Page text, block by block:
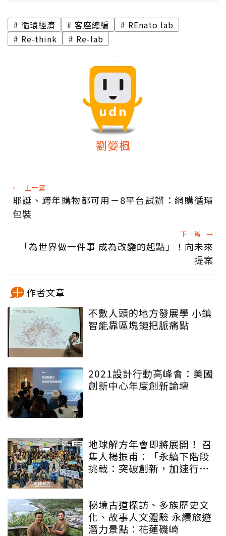
循環經濟 客座總編
REnato lab
Re-think
Re-lab
劉嫈楓
← 上一篇
耶誕、跨年購物都可用－8平台試辦：網購循環
包裝
下一篇 →
「為世界做一件事 成為改變的起點」！向未來
提案
作者文章
不數人頭的地方發展學 小鎮
智能靠區塊鏈把脈痛點
2021設計行動高峰會：美國
創新中心年度創新論壇
地球解方年會即將展開！ 召
集人楊振甫：「永續下階段
挑戰：突破創新，加速行
秘境古道探訪、多族歷史文
化、故事人文體驗 永續旅遊
潛力景點：花蓮磯崎